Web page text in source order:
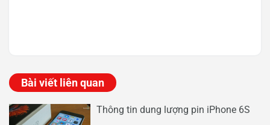
Bài viết liên quan
Thông tin dung lượng pin iPhone 6S